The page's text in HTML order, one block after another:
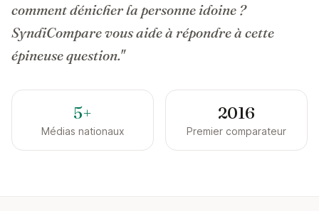
comment dénicher la personne idoine ?
SyndiCompare vous aide à répondre à cette
épineuse question."
5+
Médias nationaux
2016
Premier comparateur